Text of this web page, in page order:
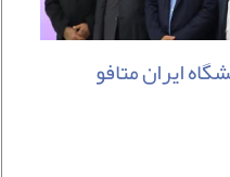
ایران متافو